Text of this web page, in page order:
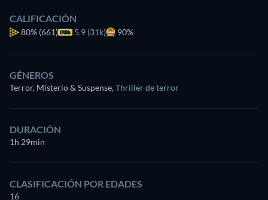
CALIFICACIÓN
80% (661) 5.9 (31k) 90%
GÉNEROS
Terror, Misterio & Suspense,Thriller de terror
DURACIÓN
1h 29min
CLASIFICACIÓN POR EDADES
16